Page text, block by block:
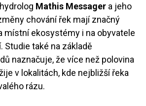
Mathis Messager a jeho
chování řek mají značný
místní ekosystémy i na obyvatele
Studie také na základě
naznačuje, že více než polovina
v lokalitách, kde nejbližší řeka
rázu.